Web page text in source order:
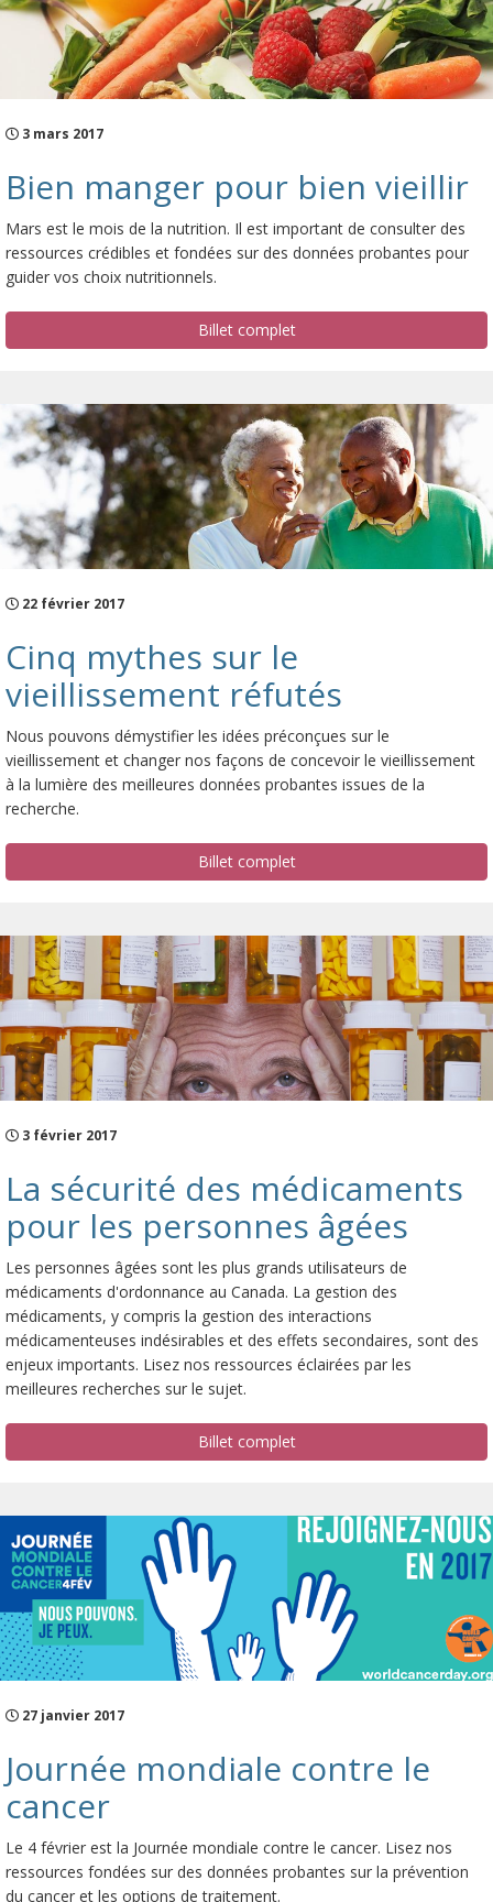
3 mars 2017
Bien manger pour bien vieillir
Mars est le mois de la nutrition. Il est important de consulter des
ressources crédibles et fondées sur des données probantes pour
guider vos choix nutritionnels.
Billet complet
22 février 2017
Cinq mythes sur le
vieillissement réfutés
Nous pouvons démystifier les idées préconçues sur le
vieillissement et changer nos façons de concevoir le vieillissement
à la lumière des meilleures données probantes issues de la
recherche.
Billet complet
3 février 2017
La sécurité des médicaments
pour les personnes âgées
Les personnes âgées sont les plus grands utilisateurs de
médicaments d'ordonnance au Canada. La gestion des
médicaments, y compris la gestion des interactions
médicamenteuses indésirables et des effets secondaires, sont des
enjeux importants. Lisez nos ressources éclairées par les
meilleures recherches sur le sujet.
Billet complet
27 janvier 2017
Journée mondiale contre le
cancer
Le 4 février est la Journée mondiale contre le cancer. Lisez nos
ressources fondées sur des données probantes sur la prévention
du cancer et les options de traitement.